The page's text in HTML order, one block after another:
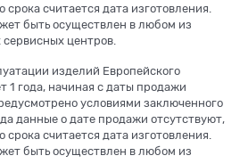
считается дата изготовления.
быть осуществлен в любом из
центров.
изделий Европейского
1 года, начиная с даты продажи
условиями заключенного
данные о дате продажи отсутствуют,
считается дата изготовления.
быть осуществлен в любом из